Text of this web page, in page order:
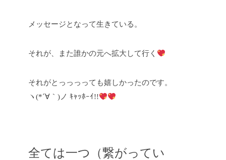
メッセージとなって生きている。
それが、また誰かの元へ拡大して行く
それがとっっっっても嬉しかったのです。
ヽ(*´∀｀)ノ ｷｬｯﾎｰｲ!!
全ては一つ（繋がってい